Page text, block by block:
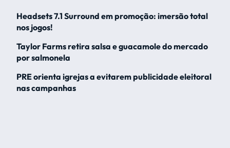
Headsets 7.1 Surround em promoção: imersão total
nos jogos!
Taylor Farms retira salsa e guacamole do mercado
por salmonela
PRE orienta igrejas a evitarem publicidade eleitoral
nas campanhas